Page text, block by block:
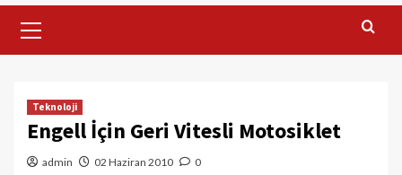
Menu
Teknoloji
Engell İçin Geri Vitesli Motosiklet
admin 02 Haziran 2010 0